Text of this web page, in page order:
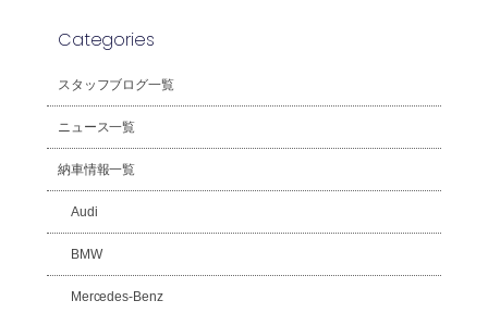
Categories
スタッフブログ一覧
ニュース一覧
納車情報一覧
Audi
BMW
Mercedes-Benz